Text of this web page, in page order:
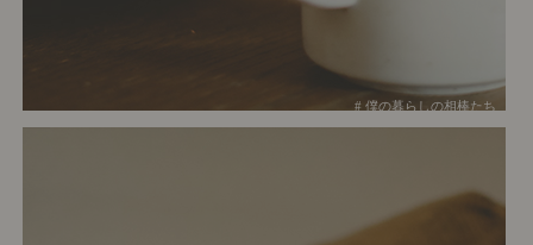
# 僕の暮らしの相棒たち